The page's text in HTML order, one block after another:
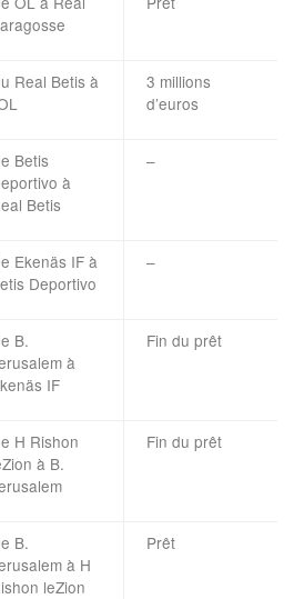
Real Betis à
3 millions
d’euros
Betis
à
Betis
–
Ekenäs IF à
Deportivo
–
B.
à
IF
Fin du prêt
H Rishon
à B.
Fin du prêt
B.
à H
leZion
Prêt